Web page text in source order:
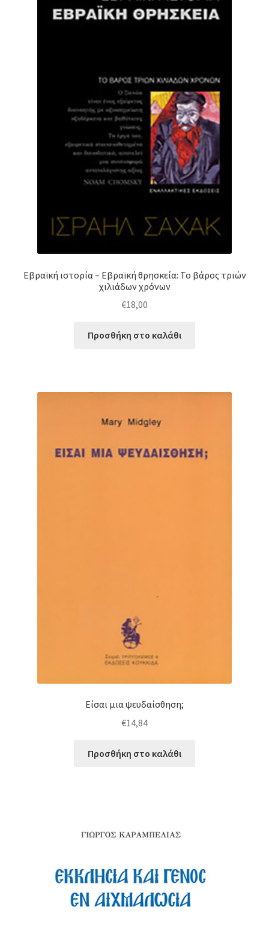
Εβραϊκή ιστορία – Εβραϊκή θρησκεία: Το βάρος τριών
χιλιάδων χρόνων
€18,00
Προσθήκη στο καλάθι
Είσαι μια ψευδαίσθηση;
€14,84
Προσθήκη στο καλάθι